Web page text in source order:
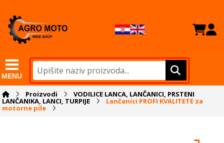
MENU
Proizvodi VODILICE LANCA, LANČANICI, PRSTENI
LANČANIKA, LANCI, TURPIJE Lančanici PROFI KVALITETE za
motorne pile